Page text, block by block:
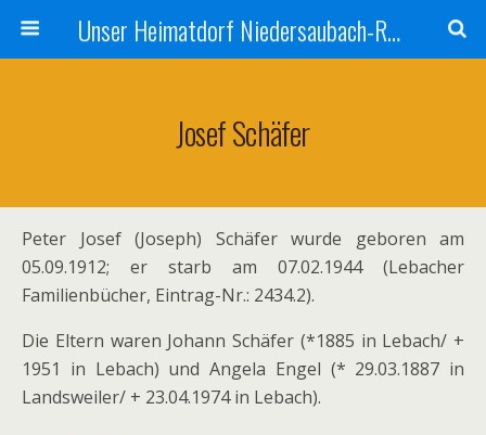
Unser Heimatdorf Niedersaubach-Rümmelbach
Josef Schäfer
Peter Josef (Joseph) Schäfer wurde geboren am
05.09.1912; er starb am 07.02.1944 (Lebacher
Familienbücher, Eintrag-Nr.: 2434.2).
Die Eltern waren Johann Schäfer (*1885 in Lebach/ +
1951 in Lebach) und Angela Engel (* 29.03.1887 in
Landsweiler/ + 23.04.1974 in Lebach).